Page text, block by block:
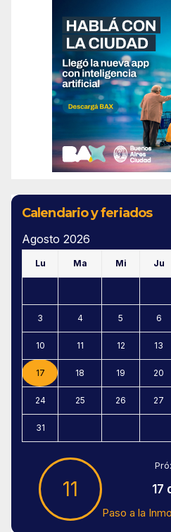
Calendario y feriados
Agosto 2026
Lu Ma Mi Ju
3 4 5 6
10 11 12 13
17 18 19 20
24 25 26 27
31
11 17
Paso a la